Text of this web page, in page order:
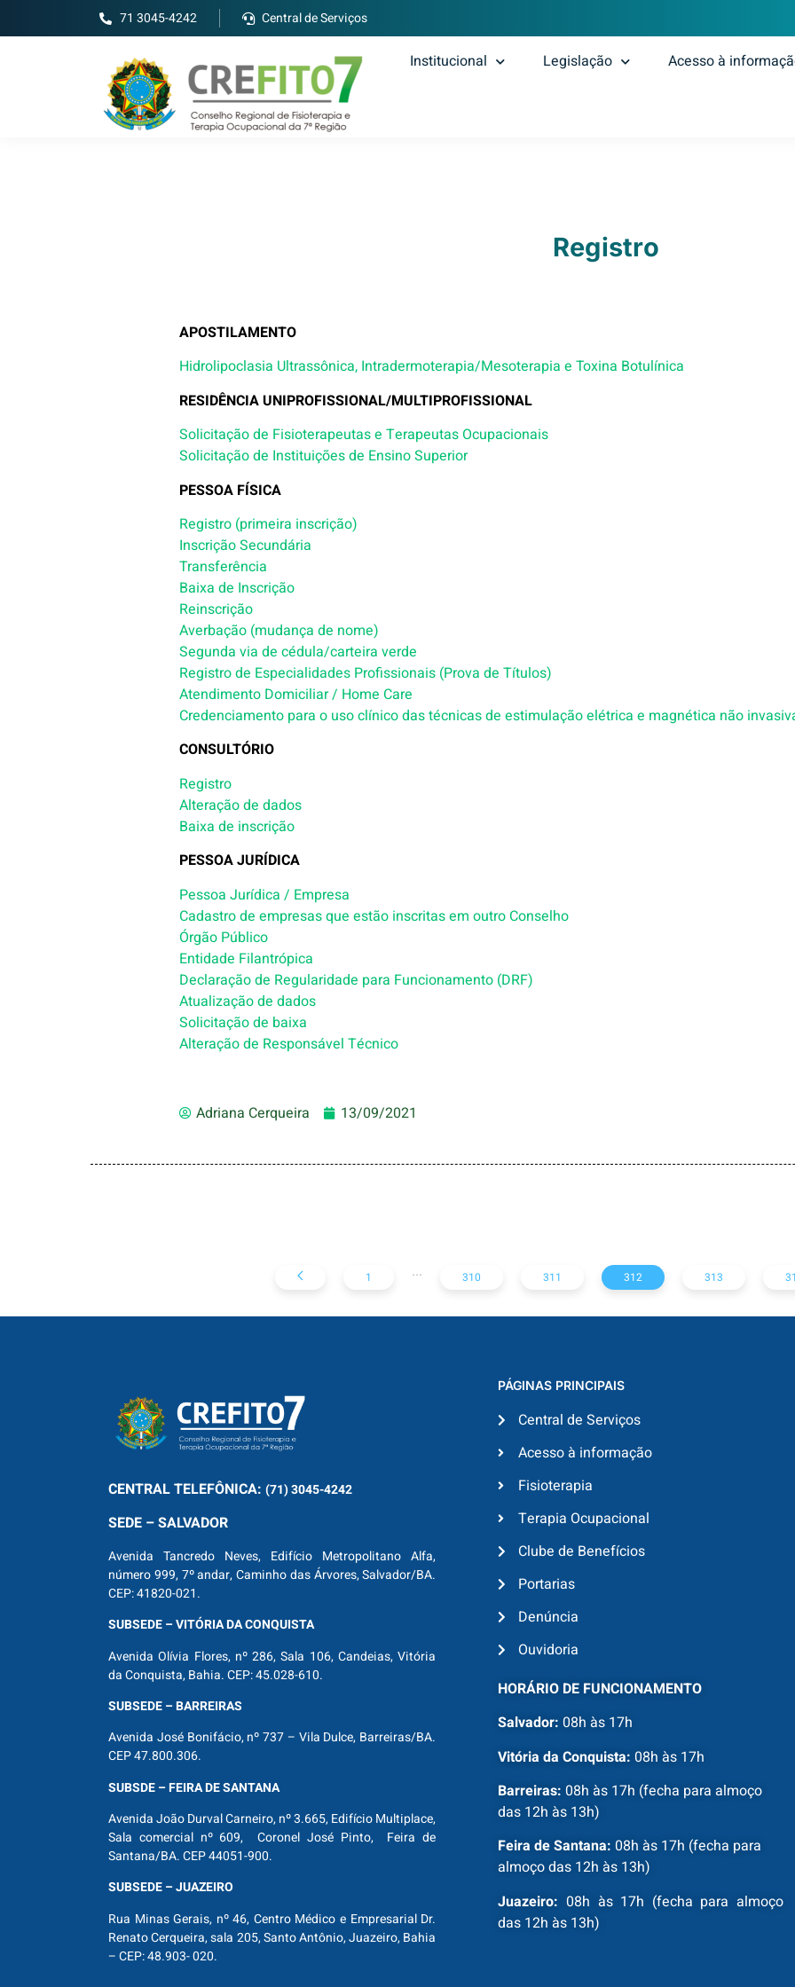
71 3045-4242 Central de Serviços
Institucional Legislação Acesso à
Registro
APOSTILAMENTO
Hidrolipoclasia Ultrassônica, Intradermoterapia/Mesoterapia e Toxina Botulínica
RESIDÊNCIA UNIPROFISSIONAL/MULTIPROFISSIONAL
Solicitação de Fisioterapeutas e Terapeutas Ocupacionais
Solicitação de Instituições de Ensino Superior
PESSOA FÍSICA
Registro (primeira inscrição)
Inscrição Secundária
Transferência
Baixa de Inscrição
Reinscrição
Averbação (mudança de nome)
Segunda via de cédula/carteira verde
Registro de Especialidades Profissionais (Prova de Títulos)
Atendimento Domiciliar / Home Care
Credenciamento para o uso clínico das técnicas de estimulação elétrica e magnética não
CONSULTÓRIO
Registro
Alteração de dados
Baixa de inscrição
PESSOA JURÍDICA
Pessoa Jurídica / Empresa
Cadastro de empresas que estão inscritas em outro Conselho
Órgão Público
Entidade Filantrópica
Declaração de Regularidade para Funcionamento (DRF)
Atualização de dados
Solicitação de baixa
Alteração de Responsável Técnico
Adriana Cerqueira 13/09/2021
Audio Tour App
January
1 ... 310 311 312 313
CENTRALTELEFÔNICA: (71) 3045-4242
SEDE – SALVADOR
Avenida Tancredo Neves, Edifício Metropolitano Alfa,
número 999, 7º andar, Caminho das Árvores, Salvador/BA.
CEP: 41820-021.
SUBSEDE – VITÓRIA DA CONQUISTA
Avenida Olívia Flores, nº 286, Sala 106, Candeias, Vitória
da Conquista, Bahia. CEP: 45.028-610.
SUBSEDE – BARREIRAS
Avenida José Bonifácio, nº 737 – Vila Dulce, Barreiras/BA.
CEP 47.800.306.
SUBSDE – FEIRA DE SANTANA
Avenida João Durval Carneiro, nº 3.665, Edifício Multiplace,
Sala comercial nº 609, Coronel José Pinto, Feira de
Santana/BA. CEP 44051-900.
SUBSEDE – JUAZEIRO
Rua Minas Gerais, nº 46, Centro Médico e Empresarial Dr.
Renato Cerqueira, sala 205, Santo Antônio, Juazeiro, Bahia
– CEP: 48.903- 020.
PÁGINAS PRINCIPAIS
Central de Serviços
Acesso à informação
Fisioterapia
Terapia Ocupacional
Clube de Benefícios
Portarias
Denúncia
Ouvidoria
HORÁRIO DE FUNCIONAMENTO
Salvador: 08h às 17h
Vitória da Conquista: 08h às 17h
Barreiras: 08h às 17h (fecha para almoço
das 12h às 13h)
Feira de Santana: 08h às 17h (fecha para
almoço das 12h às 13h)
Juazeiro: 08h às 17h (fecha para almoço
das 12h às 13h)